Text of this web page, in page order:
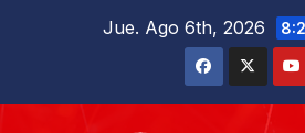
Jue. Ago 6th, 2026